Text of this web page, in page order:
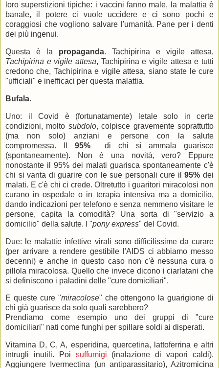
loro superstizioni tipiche: i vaccini fanno male, la malattia è
banale, il potere ci vuole uccidere e ci sono pochi e
coraggiosi che vogliono salvare l'umanità. Pane per i denti
dei più ingenui.
Questa è la propaganda. Tachipirina e vigile attesa,
Tachipirina e vigile attesa, Tachipirina e vigile attesa e tutti
credono che, Tachipirina e vigile attesa, siano state le cure
"ufficiali" e inefficaci per questa malattia.
Bufala.
Uno: il Covid è (fortunatamente) letale solo in certe
condizioni, molto subdolo, colpisce gravemente soprattutto
(ma non solo) anziani e persone con la salute
compromessa. Il 95%di chi si ammala guarisce
(spontaneamente). Non è una novità, vero? Eppure
nonostante il 95% dei malati guarisca spontaneamente c'è
chi si vanta di guarire con le sue personali cure il95%dei
malati. E c'è chi ci crede. Oltretutto i guaritori miracolosi non
curano in ospedale o in terapia intensiva ma a domicilio,
dando indicazioni per telefono e senza nemmeno visitare le
persone, capita la comodità? Una sorta di "servizio a
domicilio" della salute. I "pony express" del Covid.
Due: le malattie infettive virali sono difficilissime da curare
(per arrivare a rendere gestibile l'AIDS ci abbiamo messo
decenni) e anche in questo caso non c'è nessuna cura o
pillola miracolosa. Quello che invece dicono i ciarlatani che
si definiscono i paladini delle "cure domiciliari".
E queste cure "miracolose" che ottengono la guarigione di
chi già guarisce da solo quali sarebbero?
Prendiamo come esempio uno dei gruppi di "cure
domiciliari" nati come funghi per spillare soldi ai disperati.
Vitamina D, C, A, esperidina, quercetina, lattoferrina e altri
intrugli inutili. Poi suffumigi (inalazione di vapori caldi).
Aggiungere Ivermectina (un antiparassitario), Azitromicina